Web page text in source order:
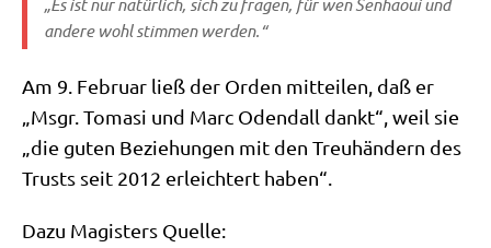
ande­re wohl stim­men werden.“
Am 9. Febru­ar ließ der Orden mit­tei­len, daß er
„Msgr. Toma­si und Marc Odend­all dankt“, weil sie
„die guten Bezie­hun­gen mit den Treu­hän­dern des
Trusts seit 2012 erleich­tert haben“.
Dazu Magi­sters Quelle: